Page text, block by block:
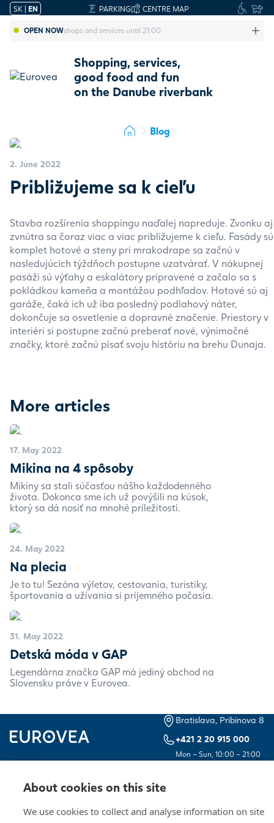
About cookies on this site
We use cookies to collect and analyse information on site
SK| EN PARKING CENTRE MAP
OPEN NOWshops and services until 21:00
Shopping, services,
good food and fun
on the Danube riverbank
Blog
2. June 2022
Približujeme sa k cieľu
Stavba rozšírenia shoppingu naďalej napreduje. Zvonku aj
zvnútra sa čoraz viac a viac približujeme k cieľu. Fasády sú
komplet hotové a steny pri mrakodrape sa začnú v
nasledujúcich týždňoch postupne uzatvárať. V nákupnej
pasáži sú výťahy a eskalátory pripravené a začalo sa s
pokládkou kameňa a montážou podhľadov. Hotové sú aj
garáže, čaká ich už iba posledný podlahový náter,
dokončuje sa osvetlenie a dopravné značenie. Priestory v
interiéri si postupne začnú preberať nové, výnimočné
značky, ktoré začnú písať svoju históriu na brehu Dunaja.
More articles
17. May 2022
Mikina na 4 spôsoby
Mikiny sa stali súčasťou nášho každodenného
života. Dokonca sme ich už povýšili na kúsok,
ktorý sa dá nosiť na mnohé príležitosti.
24. May 2022
Na plecia
Je to tu! Sezóna výletov, cestovania, turistiky,
športovania a užívania si príjemného počasia.
31. May 2022
Detská móda v GAP
Legendárna značka GAP má jediný obchod na
Slovensku práve v Eurovea.
Bratislava, Pribinova 8
+421 2 20 915 000
Mon – Sun, 10:00 – 21:00
Documents for investors
Work offers
Cookies settings